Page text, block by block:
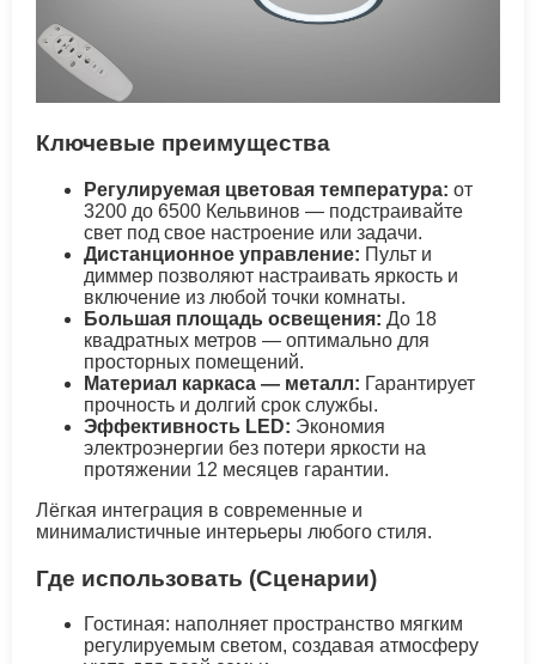
Ключевые преимущества
Регулируемая цветовая температура: от
3200 до 6500 Кельвинов — подстраивайте
свет под свое настроение или задачи.
Дистанционное управление: Пульт и
диммер позволяют настраивать яркость и
включение из любой точки комнаты.
Большая площадь освещения: До 18
квадратных метров — оптимально для
просторных помещений.
Материал каркаса — металл: Гарантирует
прочность и долгий срок службы.
Эффективность LED: Экономия
электроэнергии без потери яркости на
протяжении 12 месяцев гарантии.
Лёгкая интеграция в современные и
минималистичные интерьеры любого стиля.
Где использовать (Сценарии)
Гостиная: наполняет пространство мягким
регулируемым светом, создавая атмосферу